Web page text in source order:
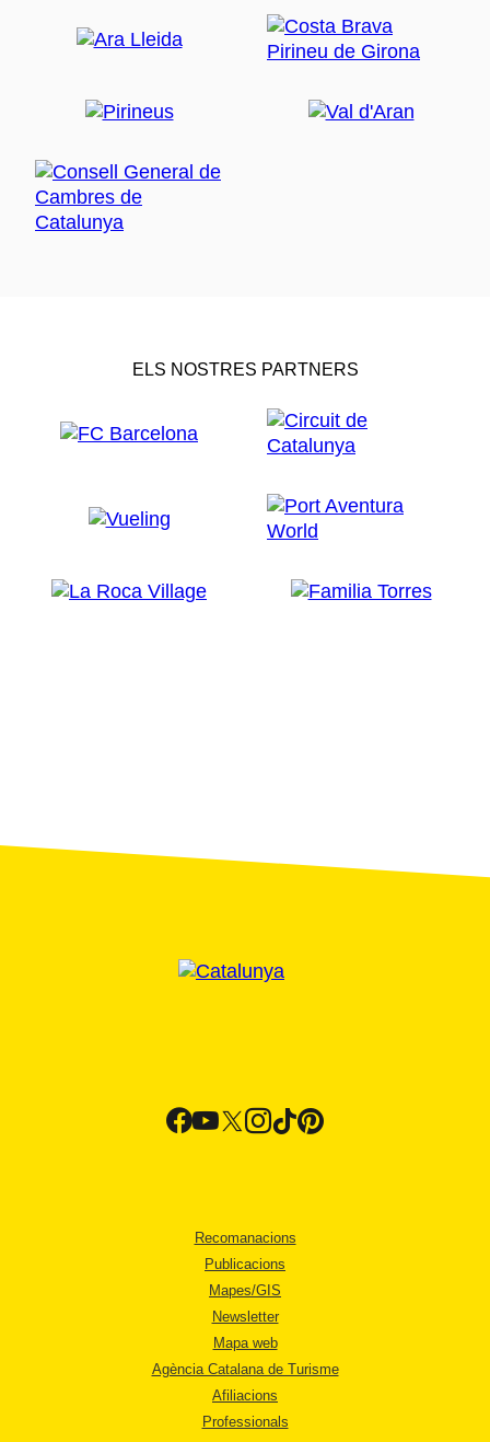
ELS NOSTRES PARTNERS
Recomanacions
Publicacions
Mapes/GIS
Newsletter
Mapa web
Agència Catalana de Turisme
Afiliacions
Professionals